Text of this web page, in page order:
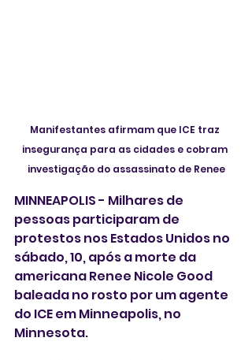
Manifestantes afirmam que ICE traz
insegurança para as cidades e cobram
investigação do assassinato de Renee
MINNEAPOLIS - Milhares de
pessoas participaram de
protestos nos Estados Unidos no
sábado, 10, após a morte da
americana Renee Nicole Good
baleada no rosto por um agente
do ICE em Minneapolis, no
Minnesota.